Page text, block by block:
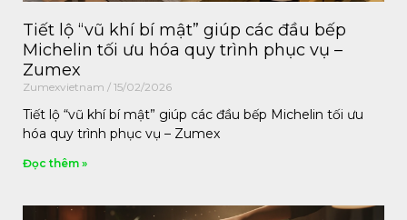
Tiết lộ “vũ khí bí mật” giúp các đầu bếp
Michelin tối ưu hóa quy trình phục vụ –
Zumex
Zumexvietnam 15/02/2026
Tiết lộ “vũ khí bí mật” giúp các đầu bếp Michelin tối ưu
hóa quy trình phục vụ – Zumex
Đọc thêm »